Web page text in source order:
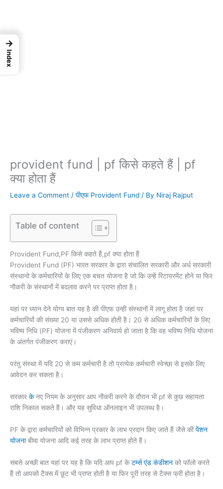
provident fund | pf किसे कहते हैं | pf
क्या होता हैं
Leave a Comment / पीएफ Provident Fund / By Niraj Rajput
Table of content
Provident Fund,PF किसे कहते हैं,pf क्या होता हैं
Provident Fund (PF) भारत सरकार के द्वारा संचालित सरकारी और अर्ध सरकारी
संस्थानो के कर्मचारियों के लिए एक बचत योजना है जो कि उन्हें रिटायरमेंट होने या फिर
नौकरी के संस्थानों में बदलाव करने पर प्राप्त होता है।
यहां पर ध्यान देने योग्य बात यह है की पीएफ उन्ही संस्थानों में लागू होता है जहां पर
कर्मचारियों की संख्या 20 या उससे अधिक होती है। 20 से अधिक कर्मचारियों के लिए
भविष्य निधि (PF) योजना में पंजीकरण अनिवार्य हो जाता है कि वह भविष्य निधि योजना
के अंतर्गत पंजीकरण कराएं।
परंतु संस्था में यदि 20 से कम कर्मचारी है तो प्रत्येक कर्मचारी स्वेच्छा से इसके लिए
आवेदन कर सकता है।
सरकार केनए नियम के अनुसार आप नौकरी करने के दौरान भी pf से कुछ सहायता
राशि निकाल सकते हैं। और यह सुविधा ऑनलाइन भी उपलब्ध है।
PF के द्वारा कर्मचारियों को विभिन्न प्रकार के लाभ प्रदान किए जाते हैं जैसे की पेंशन
योजनाबीमा योजना आदि कई तरह के लाभ प्राप्त होते हैं।
सबसे अच्छी बात यहां पर यह है कि यदि आप pf केटर्म्स एंड कंडीशन को फॉलो करते
हैं तो आपको टैक्स में छूट भी प्राप्त होती है या फिर पूरी तरह से टैक्स फ्री होता है।
→
Index